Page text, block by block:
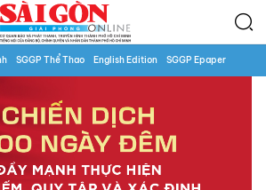
SGGP Thể Thao English Edition SGGP Epaper